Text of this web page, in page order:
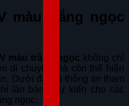
màu trắng ngọc
màu trắng ngọc không chỉ
di chuyển mà còn thể hiện
Dưới đây là thông tin tham
lăn bánh dự kiến cho các
ngọc: